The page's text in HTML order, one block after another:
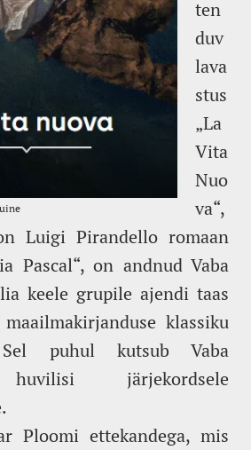
ten
duv
lava
stus
„La
Vita
Nuo
va“,
Luigi Pirandello romaan
Pascal“, on andnud Vaba
keele grupile ajendi taas
klassiku
Sel puhul kutsub Vaba
järjekordsele
Ploomi ettekandega, mis